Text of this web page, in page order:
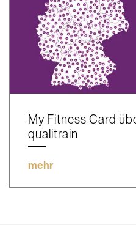
My Fitness Card
qualitrain
mehr